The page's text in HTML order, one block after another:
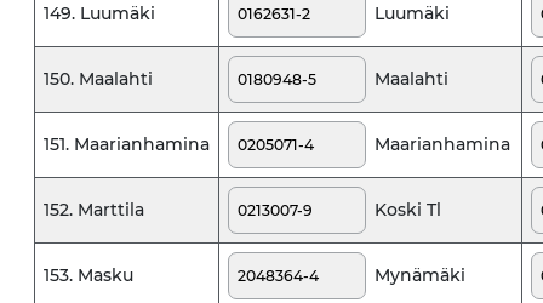
149. Luumäki Luumäki
150. Maalahti Maalahti
151. Maarianhamina Maarianhamina
152. Marttila Koski Tl
153. Masku Mynämäki